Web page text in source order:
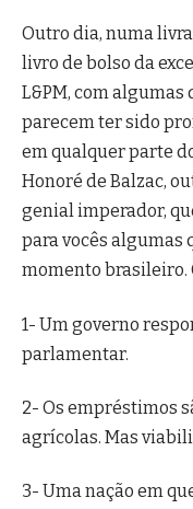
Outro dia, numa
livro de bolso da
L&PM, com algumas
parecem ter sido
em qualquer parte
Honoré de Balzac,
genial imperador,
para vocês algumas
momento brasileiro.
1- Um governo
parlamentar.
2- Os empréstimos
agrícolas. Mas
3- Uma nação em